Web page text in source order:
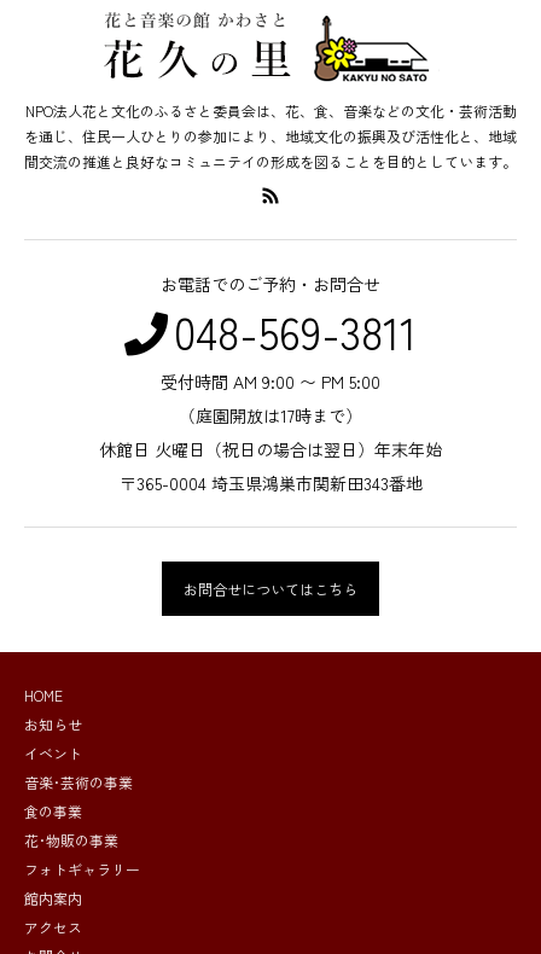
NPO法人花と文化のふるさと委員会は、花、食、音楽などの文化・芸術活動
を通じ、住民一人ひとりの参加により、地域文化の振興及び活性化と、地域
間交流の推進と良好なコミュニテイの形成を図ることを目的としています。
お電話でのご予約・お問合せ
048-569-3811
受付時間 AM 9:00 〜 PM 5:00
（庭園開放は17時まで）
休館日 火曜日（祝日の場合は翌日）年末年始
〒365-0004 埼玉県鴻巣市関新田343番地
お問合せについてはこちら
HOME
お知らせ
イベント
音楽･芸術の事業
食の事業
花･物販の事業
フォトギャラリー
館内案内
アクセス